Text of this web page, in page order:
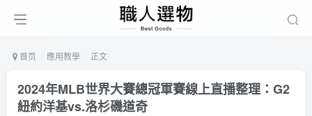
首页 應用教學 正文
2024年MLB世界大賽總冠軍賽線上直播整理：G2
紐約洋基vs.洛杉磯道奇